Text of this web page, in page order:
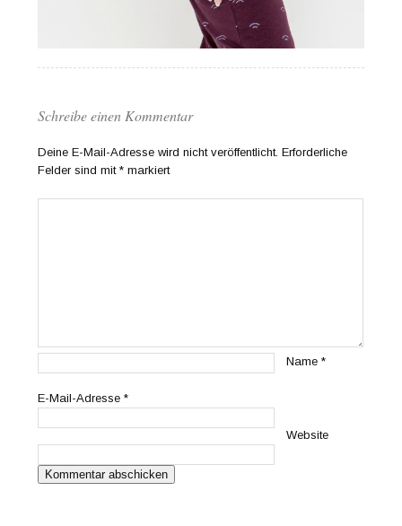
Schreibe einen Kommentar
Deine E-Mail-Adresse wird nicht veröffentlicht. Erforderliche
Felder sind mit* markiert
Name*
E-Mail-Adresse*
Website